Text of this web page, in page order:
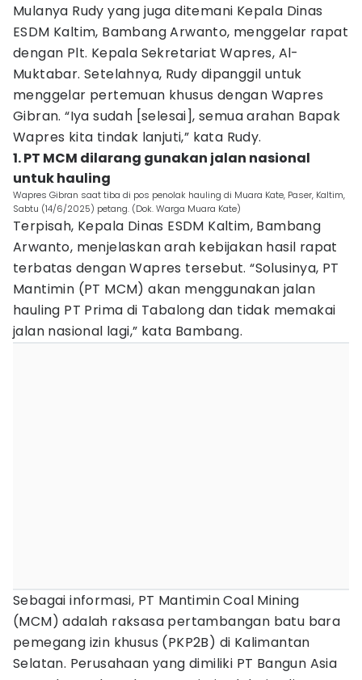
Mulanya Rudy yang juga ditemani Kepala Dinas
ESDM Kaltim, Bambang Arwanto, menggelar rapat
dengan Plt. Kepala Sekretariat Wapres, Al-
Muktabar. Setelahnya, Rudy dipanggil untuk
menggelar pertemuan khusus dengan Wapres
Gibran. “Iya sudah [selesai], semua arahan Bapak
Wapres kita tindak lanjuti,” kata Rudy.
1. PT MCM dilarang gunakan jalan nasional
untuk hauling
Wapres Gibran saat tiba di pos penolak hauling di Muara Kate, Paser, Kaltim,
Sabtu (14/6/2025) petang. (Dok. Warga Muara Kate)
Terpisah, Kepala Dinas ESDM Kaltim, Bambang
Arwanto, menjelaskan arah kebijakan hasil rapat
terbatas dengan Wapres tersebut. “Solusinya, PT
Mantimin (PT MCM) akan menggunakan jalan
hauling PT Prima di Tabalong dan tidak memakai
jalan nasional lagi,” kata Bambang.
Sebagai informasi, PT Mantimin Coal Mining
(MCM) adalah raksasa pertambangan batu bara
pemegang izin khusus (PKP2B) di Kalimantan
Selatan. Perusahaan yang dimiliki PT Bangun Asia